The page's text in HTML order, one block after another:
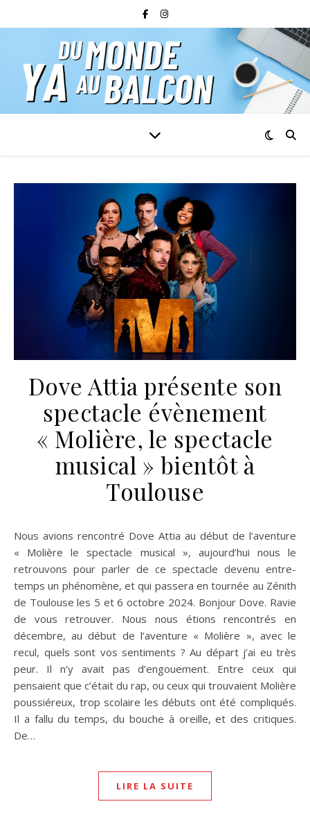
Dove Attia présente son
spectacle évènement
« Molière, le spectacle
musical » bientôt à
Toulouse
Nous avions rencontré Dove Attia au début de l’aventure
« Molière le spectacle musical », aujourd’hui nous le
retrouvons pour parler de ce spectacle devenu entre-
temps un phénomène, et qui passera en tournée au Zénith
de Toulouse les 5 et 6 octobre 2024. Bonjour Dove. Ravie
de vous retrouver. Nous nous étions rencontrés en
décembre, au début de l’aventure « Molière », avec le
recul, quels sont vos sentiments ? Au départ j’ai eu très
peur. Il n’y avait pas d’engouement. Entre ceux qui
pensaient que c’était du rap, ou ceux qui trouvaient Molière
poussiéreux, trop scolaire les débuts ont été compliqués.
Il a fallu du temps, du bouche à oreille, et des critiques.
De…
LIRE LA SUITE